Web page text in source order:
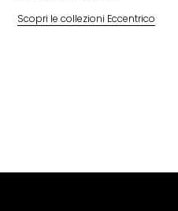
Scopri le collezioni Eccentrico